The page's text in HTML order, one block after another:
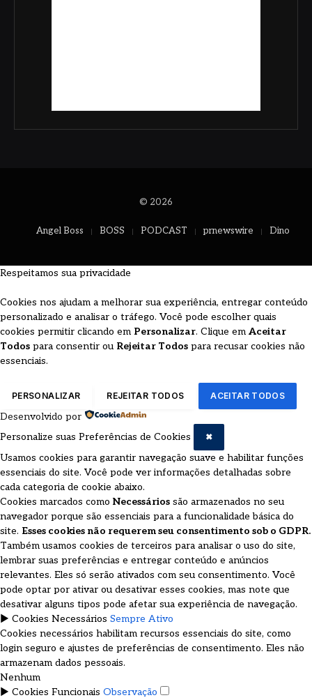
© 2026
Angel Boss BOSS PODCAST prnewswire Dino
Respeitamos sua privacidade
Cookies nos ajudam a melhorar sua experiência, entregar conteúdo
personalizado e analisar o tráfego. Você pode escolher quais
cookies permitir clicando em Personalizar. Clique em Aceitar
Todos para consentir ou Rejeitar Todos para recusar cookies não
essenciais.
PERSONALIZAR REJEITAR TODOS ACEITAR TODOS
Desenvolvido por
Personalize suas Preferências de Cookies
✖
Usamos cookies para garantir navegação suave e habilitar funções
essenciais do site. Você pode ver informações detalhadas sobre
cada categoria de cookie abaixo.
Cookies marcados como Necessários são armazenados no seu
navegador porque são essenciais para a funcionalidade básica do
site. Esses cookies não requerem seu consentimento sob o GDPR.
Também usamos cookies de terceiros para analisar o uso do site,
lembrar suas preferências e entregar conteúdo e anúncios
relevantes. Eles só serão ativados com seu consentimento. Você
pode optar por ativar ou desativar esses cookies, mas note que
desativar alguns tipos pode afetar sua experiência de navegação.
► Cookies Necessários Sempre Ativo
Cookies necessários habilitam recursos essenciais do site, como
login seguro e ajustes de preferências de consentimento. Eles não
armazenam dados pessoais.
Nenhum
► Cookies Funcionais Observação